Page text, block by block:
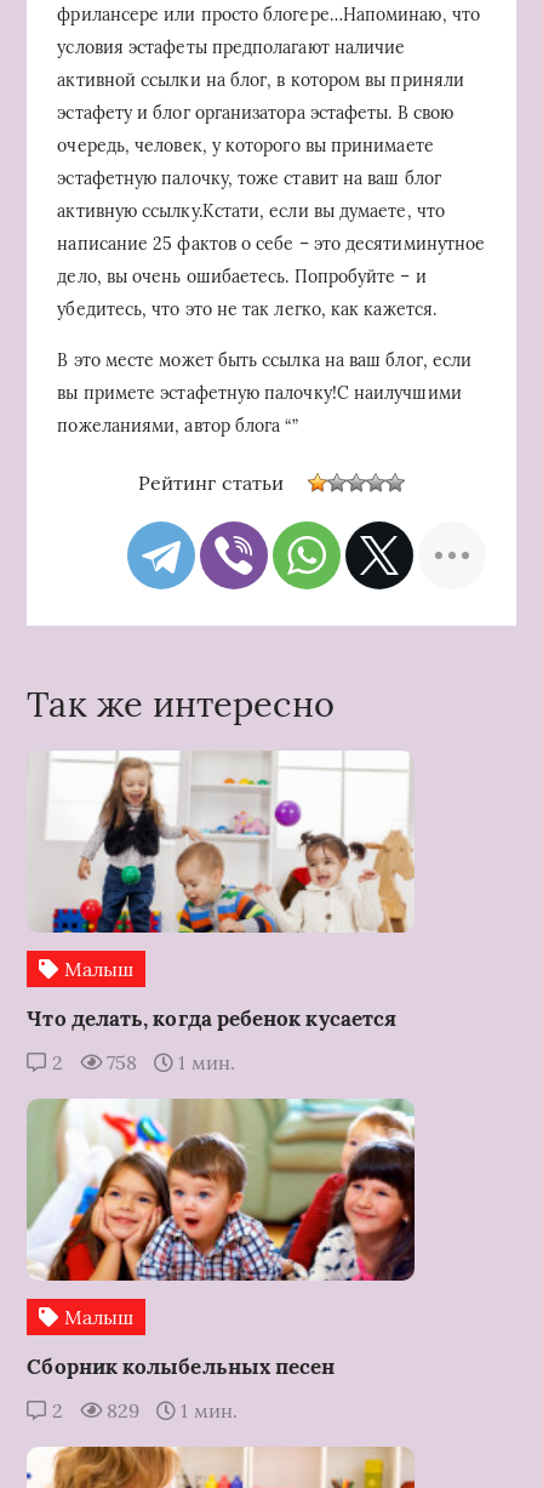
фрилансере или просто блогере…Напоминаю, что
условия эстафеты предполагают наличие
активной ссылки на блог, в котором вы приняли
эстафету и блог организатора эстафеты. В свою
очередь, человек, у которого вы принимаете
эстафетную палочку, тоже ставит на ваш блог
активную ссылку.Кстати, если вы думаете, что
написание 25 фактов о себе – это десятиминутное
дело, вы очень ошибаетесь. Попробуйте – и
убедитесь, что это не так легко, как кажется.
В это месте может быть ссылка на ваш блог, если
вы примете эстафетную палочку!С наилучшими
пожеланиями, автор блога “”
Рейтинг статьи
Так же интересно
Малыш
Что делать, когда ребенок кусается
2 758 1 мин.
Малыш
Сборник колыбельных песен
2 829 1 мин.